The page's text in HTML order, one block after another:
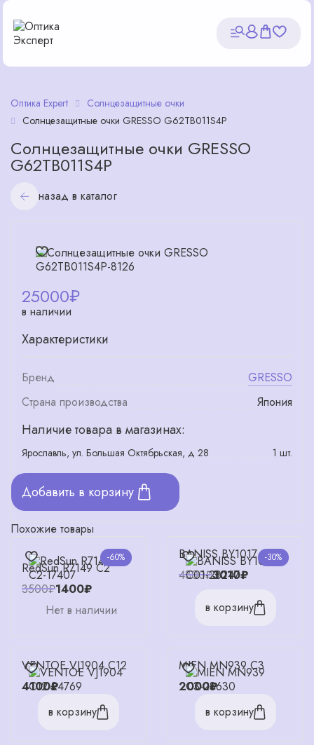
Оптика Expert
Солнцезащитные очки
Солнцезащитные очки GRESSO G62TB011S4P
Солнцезащитные очки GRESSO
G62TB011S4P
назад в каталог
25000₽
в наличии
Характеристики
Бренд
GRESSO
Страна производства
Япония
Наличие товара в магазинах:
Ярославль, ул. Большая Октябрьская, д 28 1 шт.
Добавить в корзину
Похожие товары
-60%
RedSun R7149 C2
3500₽1400₽
Нет в наличии
-30%
BANISS BY1017 C01
4300₽3010₽
в корзину
VENTOE VJ1904 C12
4100₽
в корзину
MIEN MN939 C3
2000₽
в корзину